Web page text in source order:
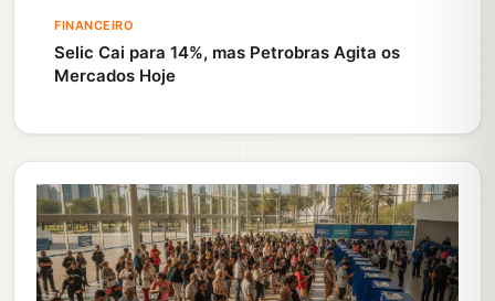
FINANCEIRO
Selic Cai para 14%, mas Petrobras Agita os
Mercados Hoje